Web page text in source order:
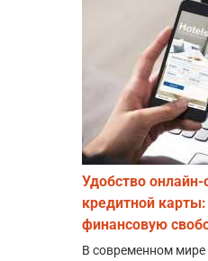
Удобство
кредитной
финансовую
В современном